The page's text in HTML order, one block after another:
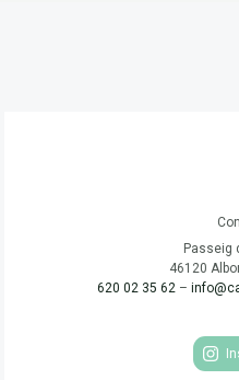
Passeig
46120
620 02 35 62 –